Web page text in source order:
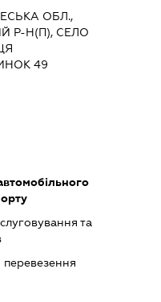
ОБЛ.,
Р-Н(П), СЕЛО
49
та
перевезення